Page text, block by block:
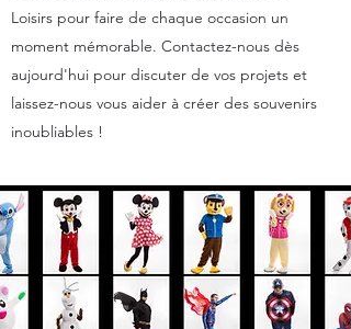
Loisirs pour faire de chaque occasion un
moment mémorable. Contactez-nous dès
aujourd'hui pour discuter de vos projets et
laissez-nous vous aider à créer des souvenirs
inoubliables !